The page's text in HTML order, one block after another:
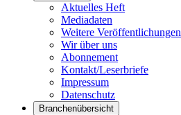
Aktuelles Heft
Mediadaten
Weitere Veröffentlichungen
Wir über uns
Abonnement
Kontakt/Leserbriefe
Impressum
Datenschutz
Branchenübersicht